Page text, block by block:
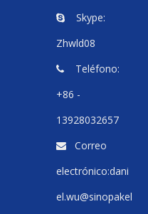
 Skype:
Zhwld08
 Teléfono:
+86 -
13928032657
 Correo
electrónico:dani
el.wu@sinopakel